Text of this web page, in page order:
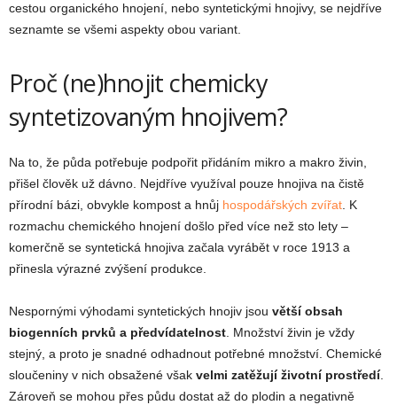
cestou organického hnojení, nebo syntetickými hnojivy, se nejdříve
seznamte se všemi aspekty obou variant.
Proč (ne)hnojit chemicky
syntetizovaným hnojivem?
Na to, že půda potřebuje podpořit přidáním mikro a makro živin,
přišel člověk už dávno. Nejdříve využíval pouze hnojiva na čistě
přírodní bázi, obvykle kompost a hnůj hospodářských zvířat. K
rozmachu chemického hnojení došlo před více než sto lety –
komerčně se syntetická hnojiva začala vyrábět v roce 1913 a
přinesla výrazné zvýšení produkce.
Nespornými výhodami syntetických hnojiv jsou větší obsah
biogenních prvků a předvídatelnost. Množství živin je vždy
stejný, a proto je snadné odhadnout potřebné množství. Chemické
sloučeniny v nich obsažené však velmi zatěžují životní prostředí.
Zároveň se mohou přes půdu dostat až do plodin a negativně